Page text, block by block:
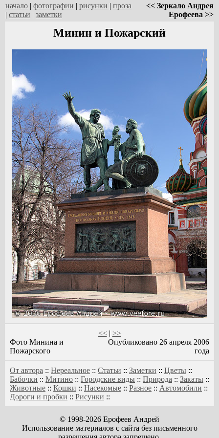
начало | фотографии | рисунки | проза
| статьи | заметки
<< Зеркало Андрея
Ерофеева >>
Минин и Пожарский
<<| >>
Фото Минина и
Пожарского
Опубликовано 26 апреля 2006
года
От автора :: Нереальное :: Статьи :: Заметки :: Цветы ::
Бабочки :: Митино :: Городские виды :: Природа :: Закаты ::
Животные :: Кошки :: Насекомые :: Разное :: Автомобили ::
Дороги и пробки :: Рисунки ::
© 1998-2026 Ерофеев Андрей
Использование материалов с сайта без письменного